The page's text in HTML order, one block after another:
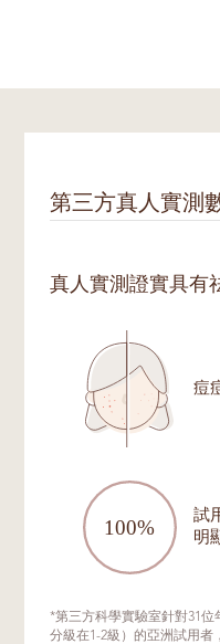
第三方真人實測
真人實測證實具有
痘
試
明
*第三方科學實驗室針對31位
分級在1-2級）的亞洲試用者